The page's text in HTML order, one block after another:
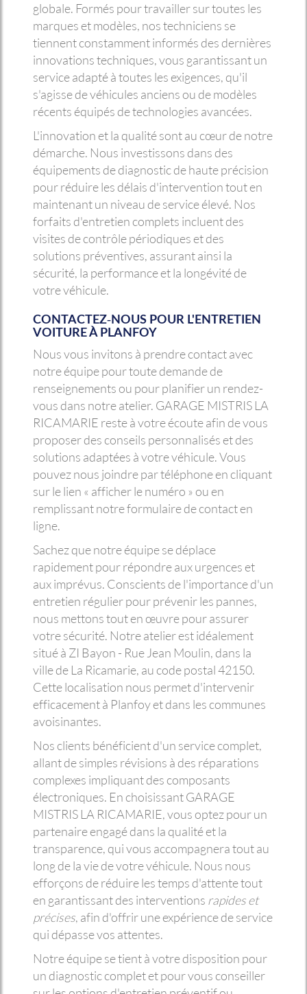
globale. Formés pour travailler sur toutes les
marques et modèles, nos techniciens se
tiennent constamment informés des dernières
innovations techniques, vous garantissant un
service adapté à toutes les exigences, qu'il
s'agisse de véhicules anciens ou de modèles
récents équipés de technologies avancées.
L'innovation et la qualité sont au cœur de notre
démarche. Nous investissons dans des
équipements de diagnostic de haute précision
pour réduire les délais d'intervention tout en
maintenant un niveau de service élevé. Nos
forfaits d'entretien complets incluent des
visites de contrôle périodiques et des
solutions préventives, assurant ainsi la
sécurité, la performance et la longévité de
votre véhicule.
CONTACTEZ-NOUS POUR L'ENTRETIEN
VOITURE À PLANFOY
Nous vous invitons à prendre contact avec
notre équipe pour toute demande de
renseignements ou pour planifier un rendez-
vous dans notre atelier. GARAGE MISTRIS LA
RICAMARIE reste à votre écoute afin de vous
proposer des conseils personnalisés et des
solutions adaptées à votre véhicule. Vous
pouvez nous joindre par téléphone en cliquant
sur le lien « afficher le numéro » ou en
remplissant notre formulaire de contact en
ligne.
Sachez que notre équipe se déplace
rapidement pour répondre aux urgences et
aux imprévus. Conscients de l'importance d'un
entretien régulier pour prévenir les pannes,
nous mettons tout en œuvre pour assurer
votre sécurité. Notre atelier est idéalement
situé à ZI Bayon - Rue Jean Moulin, dans la
ville de La Ricamarie, au code postal 42150.
Cette localisation nous permet d'intervenir
efficacement à Planfoy et dans les communes
avoisinantes.
Nos clients bénéficient d'un service complet,
allant de simples révisions à des réparations
complexes impliquant des composants
électroniques. En choisissant GARAGE
MISTRIS LA RICAMARIE, vous optez pour un
partenaire engagé dans la qualité et la
transparence, qui vous accompagnera tout au
long de la vie de votre véhicule. Nous nous
efforçons de réduire les temps d'attente tout
en garantissant des interventions rapides et
précises, afin d'offrir une expérience de service
qui dépasse vos attentes.
Notre équipe se tient à votre disposition pour
un diagnostic complet et pour vous conseiller